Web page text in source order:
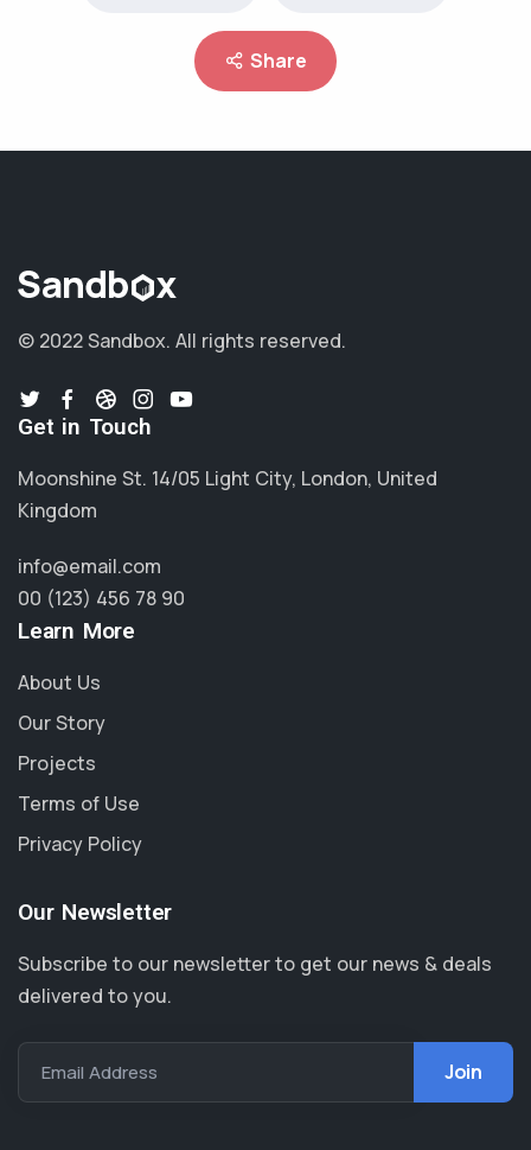
Share
© 2022 Sandbox. All rights reserved.
Get in Touch
Moonshine St. 14/05 Light City, London, United
Kingdom
info@email.com
00 (123) 456 78 90
Learn More
About Us
Our Story
Projects
Terms of Use
Privacy Policy
Our Newsletter
Subscribe to our newsletter to get our news & deals
delivered to you.
Email Address